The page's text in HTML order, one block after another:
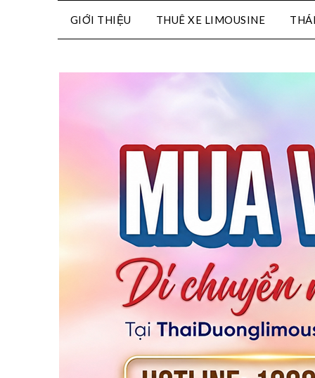
GIỚI THIỆU THUÊ XE LIMOUSINE